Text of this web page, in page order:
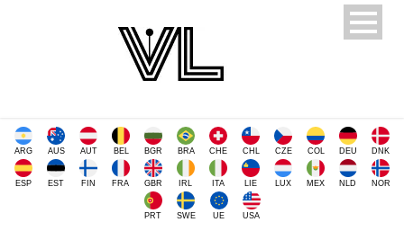
ARG AUS AUT BEL BGR BRA CHE CHL CZE COL DEU DNK
ESP EST FIN FRA GBR IRL ITA LIE LUX MEX NLD NOR
PRT SWE UE USA